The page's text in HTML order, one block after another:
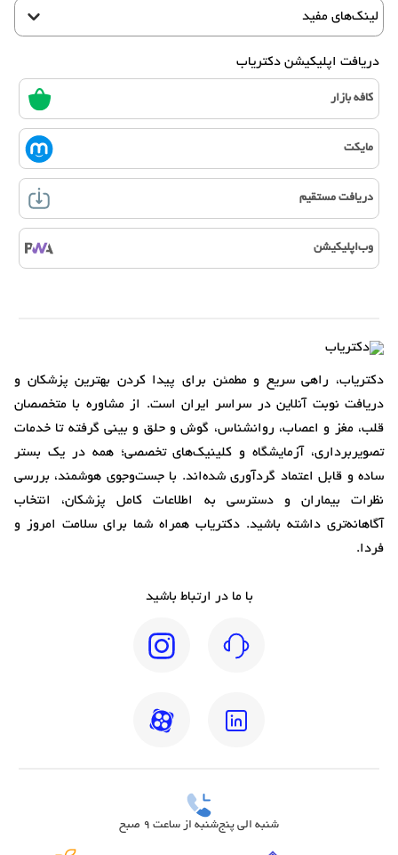
لینک‌های مفید
دریافت اپلیکیشن دکتریاب
کافه بازار
مایکت
دریافت مستقیم
وب‌اپلیکیشن
دکتریاب، راهی سریع و مطمئن برای پیدا کردن بهترین پزشکان و
دریافت نوبت آنلاین در سراسر ایران است. از مشاوره با متخصصان
قلب، مغز و اعصاب، روانشناس، گوش و حلق و بینی گرفته تا خدمات
تصویربرداری، آزمایشگاه و کلینیک‌های تخصصی؛ همه در یک بستر
ساده و قابل اعتماد گردآوری شده‌اند. با جست‌وجوی هوشمند، بررسی
نظرات بیماران و دسترسی به اطلاعات کامل پزشکان، انتخاب
آگاهانه‌تری داشته باشید. دکتریاب همراه شما برای سلامت امروز و
فردا.
با ما در ارتباط باشید
شنبه الی پنج‌شنبه از ساعت 9 صبح